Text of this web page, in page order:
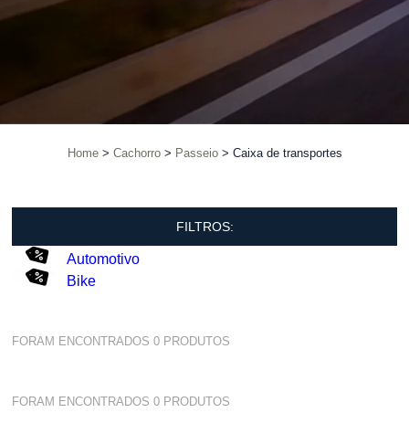
Home Cachorro Passeio Caixa de transportes
FILTROS:
Automotivo
Bike
FORAM ENCONTRADOS0 PRODUTOS
FORAM ENCONTRADOS0 PRODUTOS